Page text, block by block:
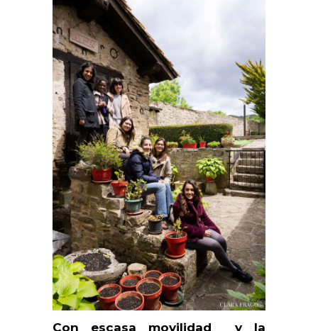
Con escasa movilidad y la